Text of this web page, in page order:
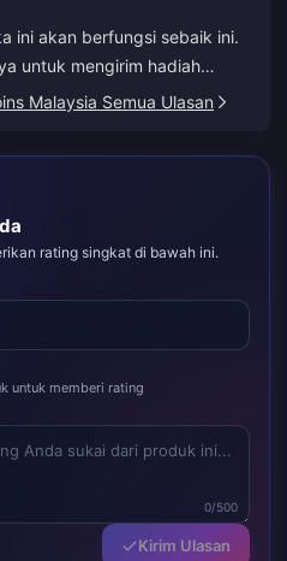
ini akan berfungsi sebaik ini.
untuk mengirim hadiah
dan saya sangat menyukai
kepada siapa pun, ini adalah
Malaysia Semua Ulasan
rating singkat di bawah ini.
untuk memberi rating
0/500
Kirim Ulasan